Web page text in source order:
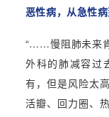
恶性病，从急性
“……慢阻肺未来
外科的肺减容过
有，但是风险太
活瓣、回力圈、